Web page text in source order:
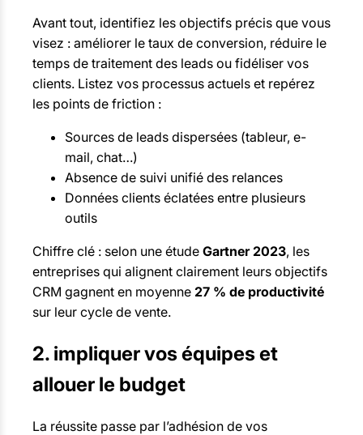
Avant tout, identifiez les objectifs précis que vous
visez : améliorer le taux de conversion, réduire le
temps de traitement des leads ou fidéliser vos
clients. Listez vos processus actuels et repérez
les points de friction :
Sources de leads dispersées (tableur, e-
mail, chat…)
Absence de suivi unifié des relances
Données clients éclatées entre plusieurs
outils
Chiffre clé : selon une étude Gartner 2023, les
entreprises qui alignent clairement leurs objectifs
CRM gagnent en moyenne 27 % de productivité
sur leur cycle de vente.
2. impliquer vos équipes et
allouer le budget
La réussite passe par l’adhésion de vos